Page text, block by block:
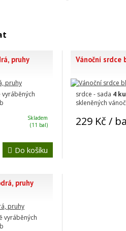
pruhy
vyráběných
Skladem
(11 bal)
Do košíku
Vánoční srdce
srdce - sada 4
skleněných
229 Kč /
pruhy
vyráběných